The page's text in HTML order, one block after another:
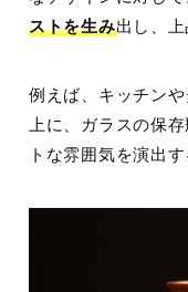
ストを生み出し、上
例えば、キッチン
上に、ガラスの保
トな雰囲気を演出